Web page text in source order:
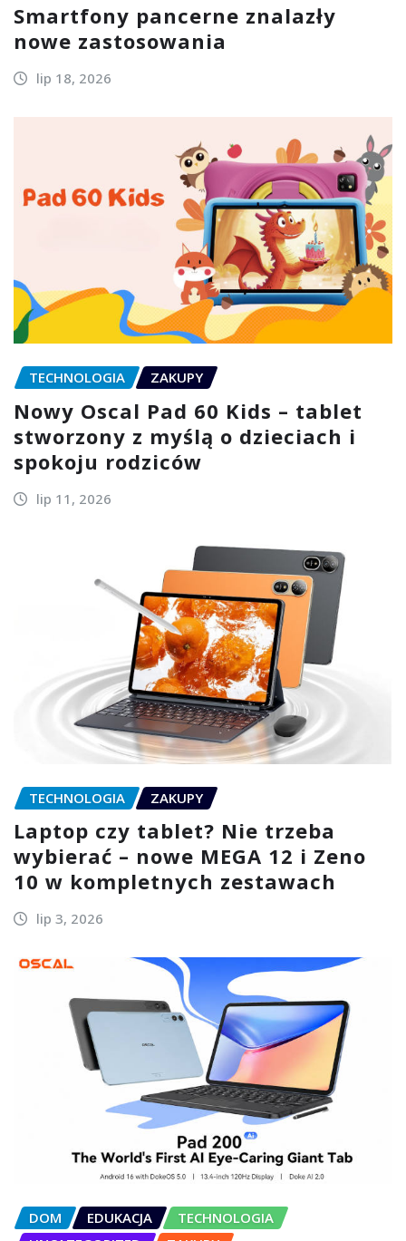
Smartfony pancerne znalazły
nowe zastosowania
lip 18, 2026
TECHNOLOGIA ZAKUPY
Nowy Oscal Pad 60 Kids – tablet
stworzony z myślą o dzieciach i
spokoju rodziców
lip 11, 2026
TECHNOLOGIA ZAKUPY
Laptop czy tablet? Nie trzeba
wybierać – nowe MEGA 12 i Zeno
10 w kompletnych zestawach
lip 3, 2026
DOM EDUKACJA
TECHNOLOGIA